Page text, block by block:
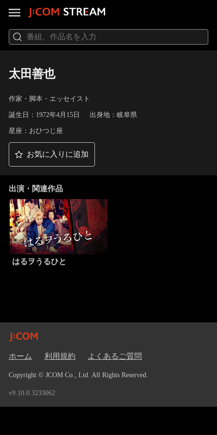
太田善也
作家・脚本・エッセイスト
誕生日：1972年4月15日 出身地：岐阜県
星座：おひつじ座
お気に入りに追加
出演・関連作品
はるヲうるひと
ホーム 利用規約 よくあるご質問
Copyright © JCOM Co., Ltd. All Rights Reserved.
v9.10.0.3233062